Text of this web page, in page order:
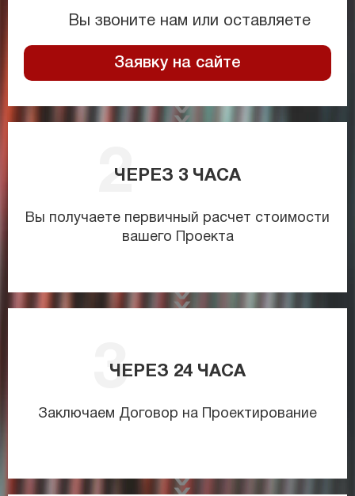
Вы звоните нам или оставляете
Заявку на сайте
ЧЕРЕЗ 3 ЧАСА
Вы получаете первичный расчет стоимости
вашего Проекта
ЧЕРЕЗ 24 ЧАСА
Заключаем Договор на Проектирование